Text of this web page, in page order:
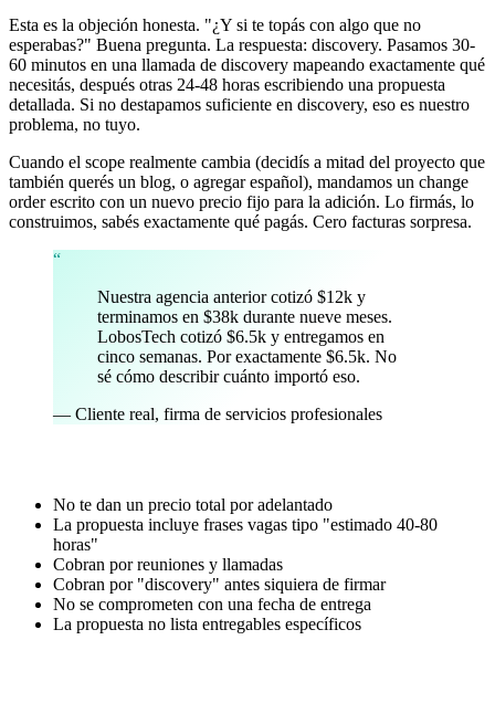
Esta es la objeción honesta. "¿Y si te topás con algo que no
esperabas?" Buena pregunta. La respuesta: discovery. Pasamos 30-
60 minutos en una llamada de discovery mapeando exactamente qué
necesitás, después otras 24-48 horas escribiendo una propuesta
detallada. Si no destapamos suficiente en discovery, eso es nuestro
problema, no tuyo.
Cuando el scope realmente cambia (decidís a mitad del proyecto que
también querés un blog, o agregar español), mandamos un change
order escrito con un nuevo precio fijo para la adición. Lo firmás, lo
construimos, sabés exactamente qué pagás. Cero facturas sorpresa.
“
Nuestra agencia anterior cotizó $12k y
terminamos en $38k durante nueve meses.
LobosTech cotizó $6.5k y entregamos en
cinco semanas. Por exactamente $6.5k. No
sé cómo describir cuánto importó eso.
— Cliente real, firma de servicios profesionales
No te dan un precio total por adelantado
La propuesta incluye frases vagas tipo "estimado 40-80
horas"
Cobran por reuniones y llamadas
Cobran por "discovery" antes siquiera de firmar
No se comprometen con una fecha de entrega
La propuesta no lista entregables específicos